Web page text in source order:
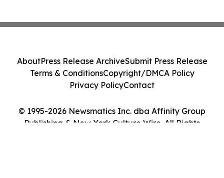
© 1995-2026 Newsmatics Inc. dba Affinity Group
Publishing & New York Culture Wire. All Rights
AboutPress Release ArchiveSubmit Press Release
Terms & ConditionsCopyright/DMCA Policy
Privacy PolicyContact